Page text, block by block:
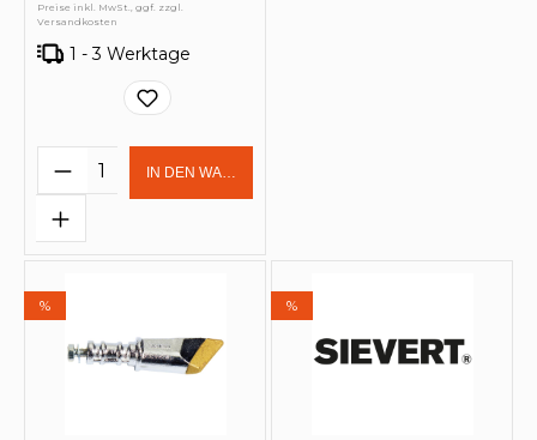
Preise inkl. MwSt., ggf. zzgl.
Versandkosten
1 - 3 Werktage
Produkt Anzahl: Gib den
IN DEN WARENKORB
% %